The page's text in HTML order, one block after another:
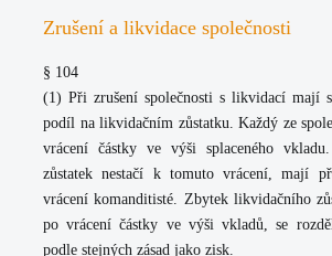
Zrušení a likvidace společnosti
§ 104
(1) Při zrušení společnosti s likvidací mají
podíl na likvidačním zůstatku. Každý ze
vrácení částky ve výši splaceného
zůstatek nestačí k tomuto vrácení, mají
vrácení komanditisté. Zbytek likvidačního
po vrácení částky ve výši vkladů, se
podle stejných zásad jako zisk.